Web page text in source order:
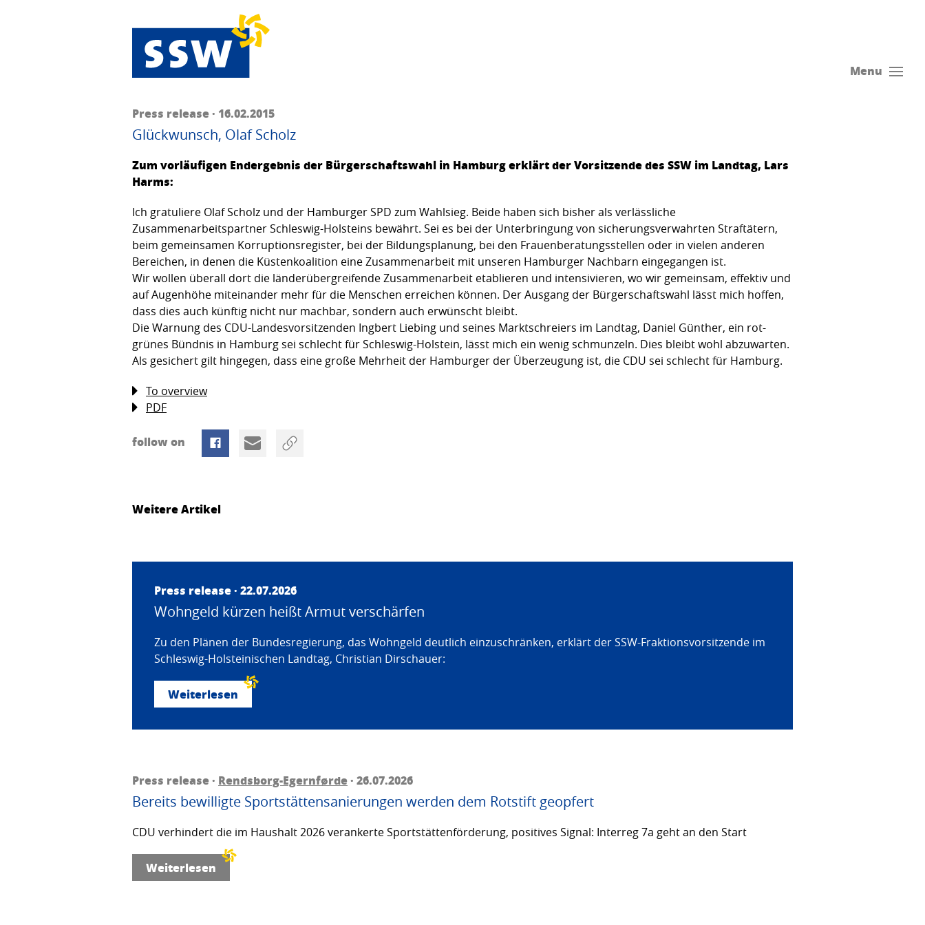
Menu
Press release · 16.02.2015
Glückwunsch, Olaf Scholz
Zum vorläufigen Endergebnis der Bürgerschaftswahl in Hamburg erklärt der Vorsitzende des SSW im Landtag, Lars
Harms:
Ich gratuliere Olaf Scholz und der Hamburger SPD zum Wahlsieg. Beide haben sich bisher als verlässliche
Zusammenarbeitspartner Schleswig-Holsteins bewährt. Sei es bei der Unterbringung von sicherungsverwahrten Straftätern,
beim gemeinsamen Korruptionsregister, bei der Bildungsplanung, bei den Frauenberatungsstellen oder in vielen anderen
Bereichen, in denen die Küstenkoalition eine Zusammenarbeit mit unseren Hamburger Nachbarn eingegangen ist.
Wir wollen überall dort die länderübergreifende Zusammenarbeit etablieren und intensivieren, wo wir gemeinsam, effektiv und
auf Augenhöhe miteinander mehr für die Menschen erreichen können. Der Ausgang der Bürgerschaftswahl lässt mich hoffen,
dass dies auch künftig nicht nur machbar, sondern auch erwünscht bleibt.
Die Warnung des CDU-Landesvorsitzenden Ingbert Liebing und seines Marktschreiers im Landtag, Daniel Günther, ein rot-
grünes Bündnis in Hamburg sei schlecht für Schleswig-Holstein, lässt mich ein wenig schmunzeln. Dies bleibt wohl abzuwarten.
Als gesichert gilt hingegen, dass eine große Mehrheit der Hamburger der Überzeugung ist, die CDU sei schlecht für Hamburg.
To overview
PDF
follow on
Weitere Artikel
Press release · 22.07.2026
Wohngeld kürzen heißt Armut verschärfen
Zu den Plänen der Bundesregierung, das Wohngeld deutlich einzuschränken, erklärt der SSW-Fraktionsvorsitzende im
Schleswig-Holsteinischen Landtag, Christian Dirschauer:
Weiterlesen
Press release · Rendsborg-Egernførde· 26.07.2026
Bereits bewilligte Sportstättensanierungen werden dem Rotstift geopfert
CDU verhindert die im Haushalt 2026 verankerte Sportstättenförderung, positives Signal: Interreg 7a geht an den Start
Weiterlesen